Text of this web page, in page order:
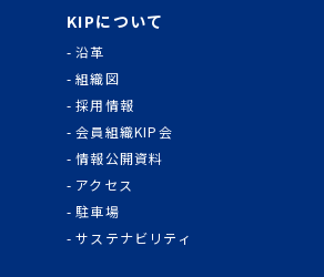
KIPについて
沿革
組織図
採用情報
会員組織KIP会
情報公開資料
アクセス
駐車場
サステナビリティ